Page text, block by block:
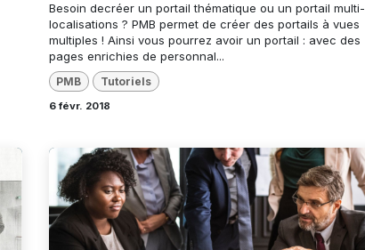
Besoin decréer un portail thématique ou un portail multi-
localisations ? PMB permet de créer des portails à vues
multiples ! Ainsi vous pourrez avoir un portail : avec des
pages enrichies de personnal...
PMB Tutoriels
6 févr. 2018